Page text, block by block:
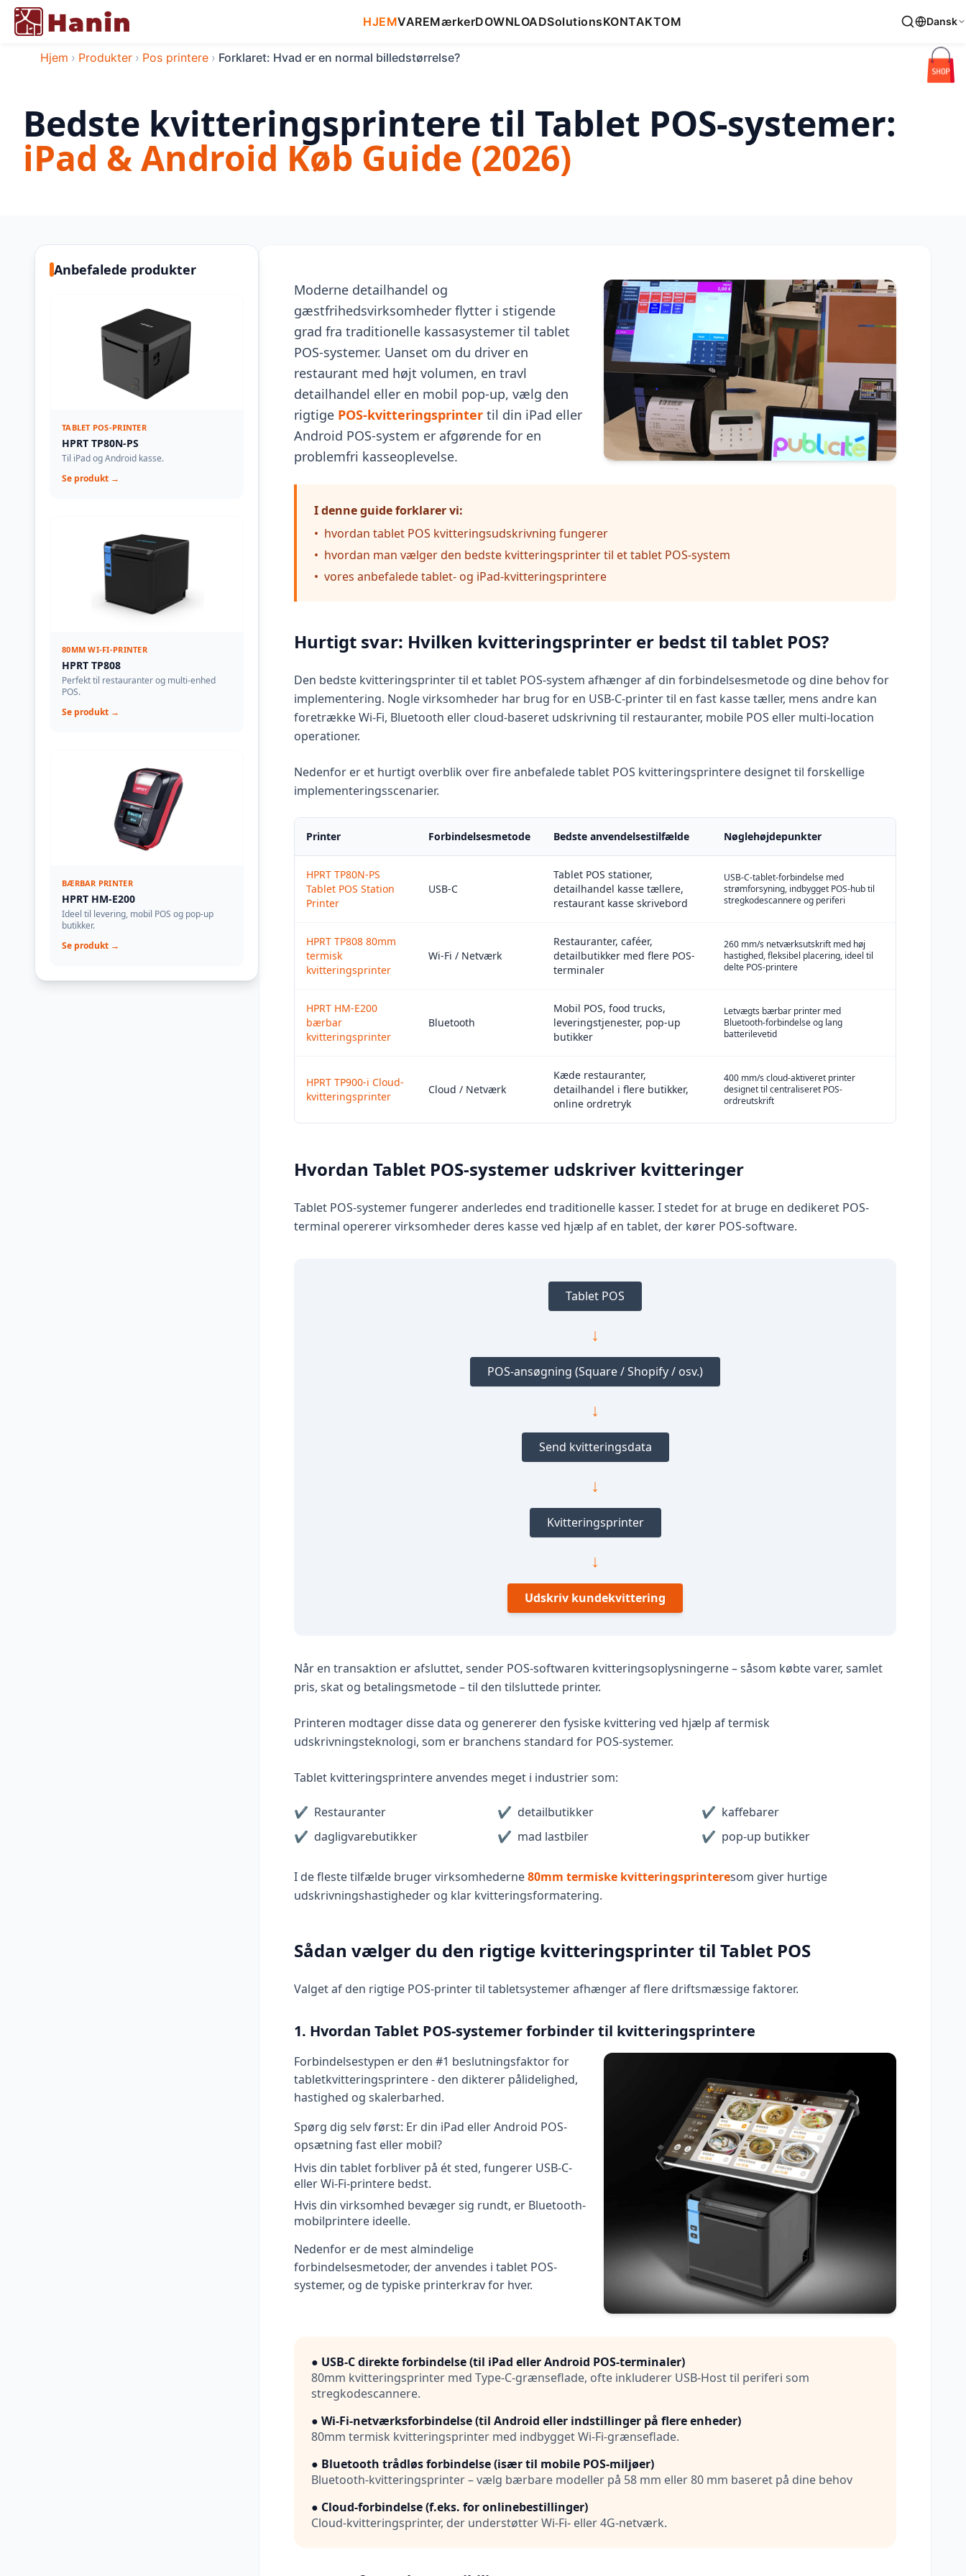
HJEMVAREMærkerDOWNLOADSolutionsKONTAKTOM Dansk
Hjem › Produkter › Pos printere › Forklaret: Hvad er en normal billedstørrelse?
Bedste kvitteringsprintere til Tablet POS-systemer:
iPad & Android Køb Guide (2026)
Anbefalede produkter
TABLET POS-PRINTER
HPRT TP80N-PS
Til iPad og Android kasse.
Se produkt →
80MM WI-FI-PRINTER
HPRT TP808
Perfekt til restauranter og multi-enhed
POS.
Se produkt →
BÆRBAR PRINTER
HPRT HM-E200
Ideel til levering, mobil POS og pop-up
butikker.
Se produkt →
Moderne detailhandel og
gæstfrihedsvirksomheder flytter i stigende
grad fra traditionelle kassasystemer til tablet
POS-systemer. Uanset om du driver en
restaurant med højt volumen, en travl
detailhandel eller en mobil pop-up, vælg den
rigtige POS-kvitteringsprinter til din iPad eller
Android POS-system er afgørende for en
problemfri kasseoplevelse.
I denne guide forklarer vi:
• hvordan tablet POS kvitteringsudskrivning fungerer
• hvordan man vælger den bedste kvitteringsprinter til et tablet POS-system
• vores anbefalede tablet- og iPad-kvitteringsprintere
Hurtigt svar: Hvilken kvitteringsprinter er bedst til tablet POS?
Den bedste kvitteringsprinter til et tablet POS-system afhænger af din forbindelsesmetode og dine behov for
implementering. Nogle virksomheder har brug for en USB-C-printer til en fast kasse tæller, mens andre kan
foretrække Wi-Fi, Bluetooth eller cloud-baseret udskrivning til restauranter, mobile POS eller multi-location
operationer.
Nedenfor er et hurtigt overblik over fire anbefalede tablet POS kvitteringsprintere designet til forskellige
implementeringsscenarier.
Printer Forbindelsesmetode Bedste anvendelsestilfælde Nøglehøjdepunkter
HPRT TP80N-PS
Tablet POS Station
Printer
USB-C
Tablet POS stationer,
detailhandel kasse tællere,
restaurant kasse skrivebord
USB-C-tablet-forbindelse med
strømforsyning, indbygget POS-hub til
stregkodescannere og periferi
HPRT TP808 80mm
termisk
kvitteringsprinter
Wi-Fi / Netværk
Restauranter, caféer,
detailbutikker med flere POS-
terminaler
260 mm/s netværksutskrift med høj
hastighed, fleksibel placering, ideel til
delte POS-printere
HPRT HM-E200
bærbar
kvitteringsprinter
Bluetooth
Mobil POS, food trucks,
leveringstjenester, pop-up
butikker
Letvægts bærbar printer med
Bluetooth-forbindelse og lang
batterilevetid
HPRT TP900-i Cloud-
kvitteringsprinter
Cloud / Netværk
Kæde restauranter,
detailhandel i flere butikker,
online ordretryk
400 mm/s cloud-aktiveret printer
designet til centraliseret POS-
ordreutskrift
Hvordan Tablet POS-systemer udskriver kvitteringer
Tablet POS-systemer fungerer anderledes end traditionelle kasser. I stedet for at bruge en dedikeret POS-
terminal opererer virksomheder deres kasse ved hjælp af en tablet, der kører POS-software.
Tablet POS
↓
POS-ansøgning (Square / Shopify / osv.)
↓
Send kvitteringsdata
↓
Kvitteringsprinter
↓
Udskriv kundekvittering
Når en transaktion er afsluttet, sender POS-softwaren kvitteringsoplysningerne – såsom købte varer, samlet
pris, skat og betalingsmetode – til den tilsluttede printer.
Printeren modtager disse data og genererer den fysiske kvittering ved hjælp af termisk
udskrivningsteknologi, som er branchens standard for POS-systemer.
Tablet kvitteringsprintere anvendes meget i industrier som:
✔ Restauranter ✔ detailbutikker ✔ kaffebarer
✔ dagligvarebutikker ✔ mad lastbiler ✔ pop-up butikker
I de fleste tilfælde bruger virksomhederne80mm termiske kvitteringsprinteresom giver hurtige
udskrivningshastigheder og klar kvitteringsformatering.
Sådan vælger du den rigtige kvitteringsprinter til Tablet POS
Valget af den rigtige POS-printer til tabletsystemer afhænger af flere driftsmæssige faktorer.
1. Hvordan Tablet POS-systemer forbinder til kvitteringsprintere
Forbindelsestypen er den #1 beslutningsfaktor for
tabletkvitteringsprintere - den dikterer pålidelighed,
hastighed og skalerbarhed.
Spørg dig selv først: Er din iPad eller Android POS-
opsætning fast eller mobil?
Hvis din tablet forbliver på ét sted, fungerer USB-C-
eller Wi-Fi-printere bedst.
Hvis din virksomhed bevæger sig rundt, er Bluetooth-
mobilprintere ideelle.
Nedenfor er de mest almindelige
forbindelsesmetoder, der anvendes i tablet POS-
systemer, og de typiske printerkrav for hver.
● USB-C direkte forbindelse (til iPad eller Android POS-terminaler)
80mm kvitteringsprinter med Type-C-grænseflade, ofte inkluderer USB-Host til periferi som
stregkodescannere.
● Wi-Fi-netværksforbindelse (til Android eller indstillinger på flere enheder)
80mm termisk kvitteringsprinter med indbygget Wi-Fi-grænseflade.
● Bluetooth trådløs forbindelse (især til mobile POS-miljøer)
Bluetooth-kvitteringsprinter – vælg bærbare modeller på 58 mm eller 80 mm baseret på dine behov
● Cloud-forbindelse (f.eks. for onlinebestillinger)
Cloud-kvitteringsprinter, der understøtter Wi-Fi- eller 4G-netværk.